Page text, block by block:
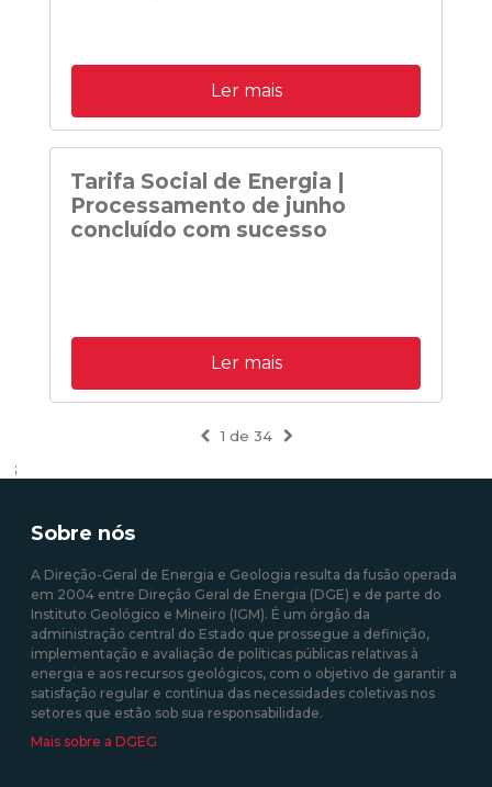
Ler mais
Tarifa Social de Energia |
Processamento de junho
concluído com sucesso
Ler mais
Previous
1 de 34 Next
;
Sobre nós
A Direção-Geral de Energia e Geologia resulta da fusão operada
em 2004 entre Direção Geral de Energia (DGE) e de parte do
Instituto Geológico e Mineiro (IGM). É um órgão da
administração central do Estado que prossegue a definição,
implementação e avaliação de políticas públicas relativas à
energia e aos recursos geológicos, com o objetivo de garantir a
satisfação regular e contínua das necessidades coletivas nos
setores que estão sob sua responsabilidade.
Mais sobre a DGEG